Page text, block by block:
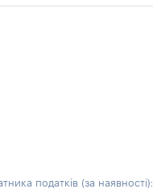
податків (за наявності):